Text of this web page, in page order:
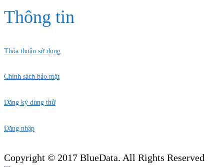
Thông tin
Thỏa thuận sử dụng
Chính sách bảo mật
Đăng ký dùng thử
Đăng nhập
Copyright © 2017 BlueData. All Rights Reserved